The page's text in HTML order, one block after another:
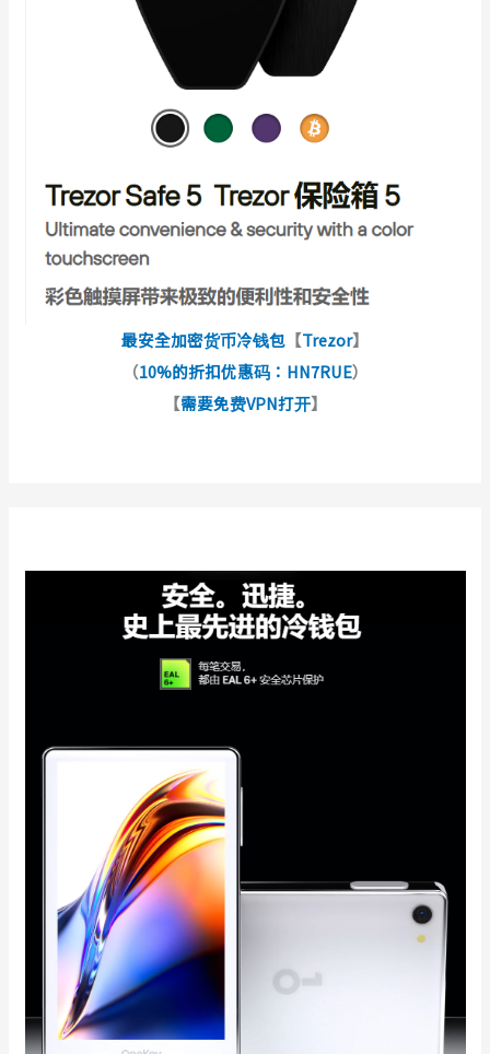
最安全加密货币冷钱包 【Trezor】
（10%的折扣优惠码：HN7RUE）
【需要免费VPN打开】